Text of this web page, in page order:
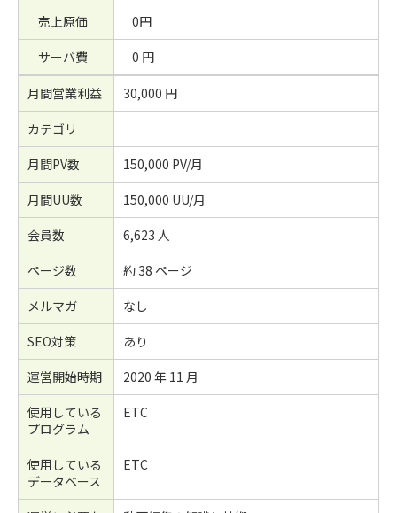
売上原価
0円
サーバ費
0 円
月間営業利益
30,000 円
カテゴリ
月間PV数
150,000 PV/月
月間UU数
150,000 UU/月
会員数
6,623 人
ページ数
約 38 ページ
メルマガ
なし
SEO対策
あり
運営開始時期
2020 年 11 月
使用している
プログラム
ETC
使用している
データベース
ETC